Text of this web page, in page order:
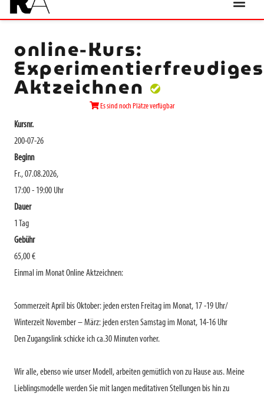
online-Kurs:
Experimentierfreudiges
Aktzeichnen
Es sind noch Plätze verfügbar
Kursnr.
200-07-26
Beginn
Fr., 07.08.2026,
17:00 - 19:00 Uhr
Dauer
1 Tag
Gebühr
65,00 €
Einmal im Monat Online Aktzeichnen:
Sommerzeit April bis Oktober: jeden ersten Freitag im Monat, 17 -19 Uhr/
Winterzeit November – März: jeden ersten Samstag im Monat, 14-16 Uhr
Den Zugangslink schicke ich ca.30 Minuten vorher.
Wir alle, ebenso wie unser Modell, arbeiten gemütlich von zu Hause aus. Meine
Lieblingsmodelle werden Sie mit langen meditativen Stellungen bis hin zu